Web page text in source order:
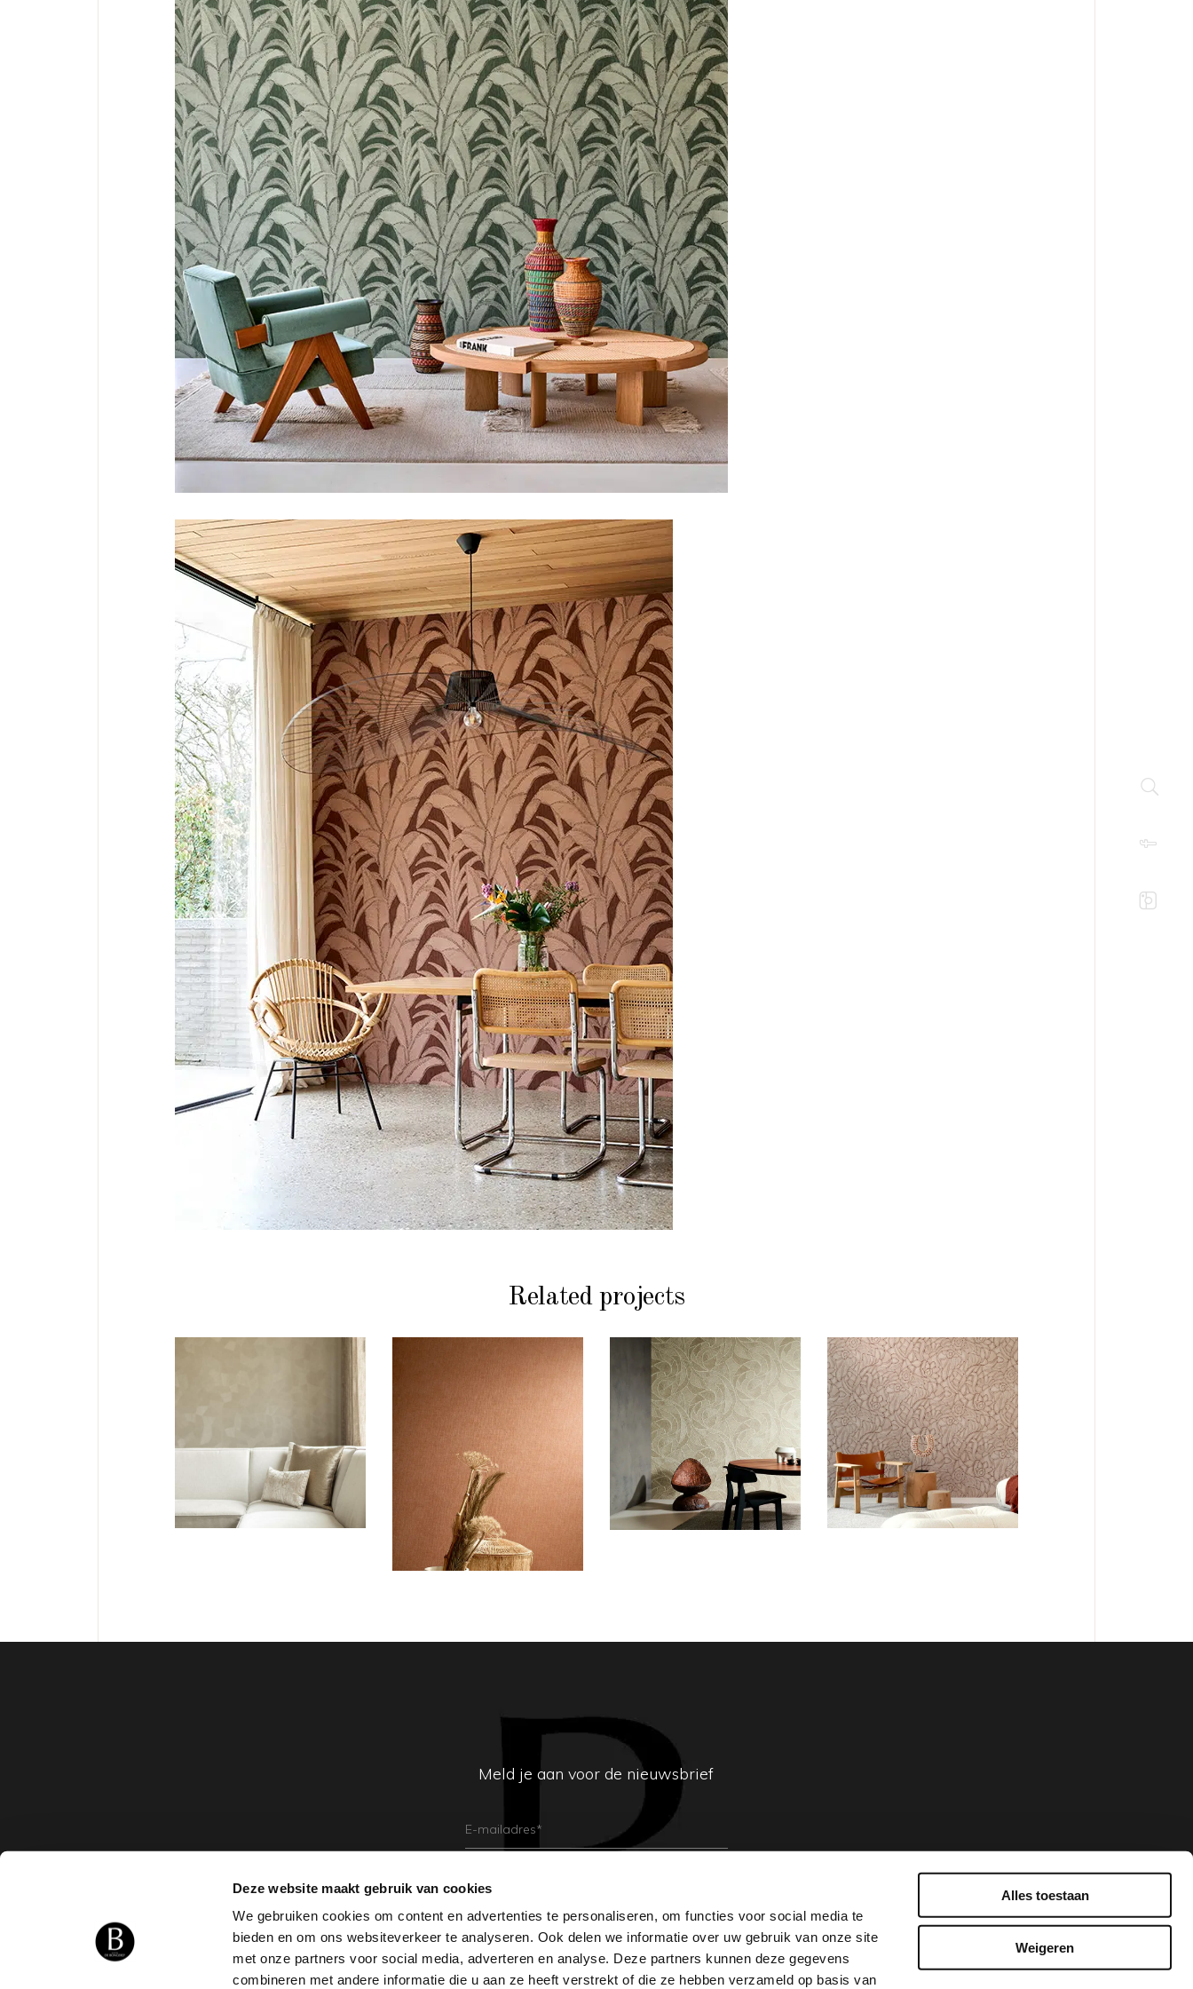
Deze website maakt gebruik van cookies
We gebruiken cookies om content en advertenties te personaliseren, om functies voor social media te
bieden en om ons websiteverkeer te analyseren. Ook delen we informatie over uw gebruik van onze site
met onze partners voor social media, adverteren en analyse. Deze partners kunnen deze gegevens
combineren met andere informatie die u aan ze heeft verstrekt of die ze hebben verzameld op basis van
Alles toestaan
Weigeren
Related projects
Monsoon
Facet
BEHANG
STOFFERING
Arte Manila
Tulle
BEHANG
STOFFERING
Arte Manila
Spiral
BEHANG
STOFFERING
Arte Manila
Flore
Meld je aan voor de nieuwsbrief